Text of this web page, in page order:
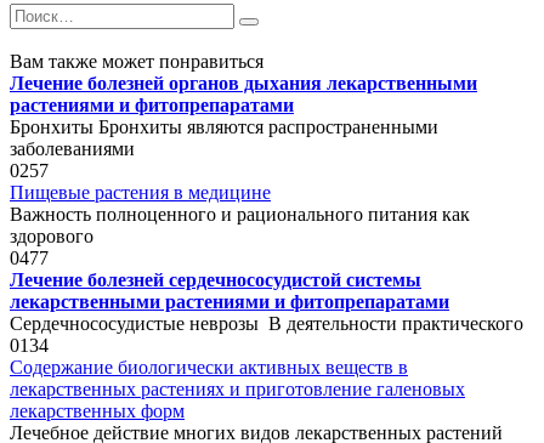
Search
for:
Вам также может понравиться
Лечение болезней органов дыхания лекарственными
растениями и фитопрепаратами
Бронхиты Бронхиты являются распространенными
заболеваниями
0257
Пищевые растения в медицине
Важность полноценного и рационального питания как
здорового
0477
Лечение болезней сердечнососудистой системы
лекарственными растениями и фитопрепаратами
Сердечнососудистые неврозы В деятельности практического
0134
Содержание биологически активных веществ в
лекарственных растениях и приготовление галеновых
лекарственных форм
Лечебное действие многих видов лекарственных растений